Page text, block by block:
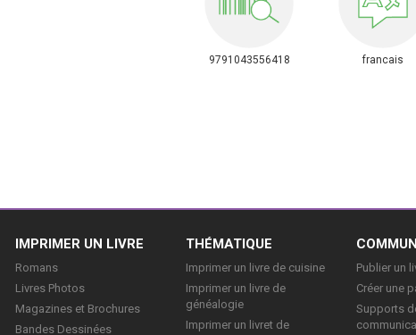
9791043556418 francais
IMPRIMER UN LIVRE
Romans
Livres Photos
Magazines et Brochures
Bandes Dessinées
THÉMATIQUE
Imprimer un livre de cuisine
Imprimer un livre de
généalogie
Imprimer un livret de
Publier un
Créer une
Supports